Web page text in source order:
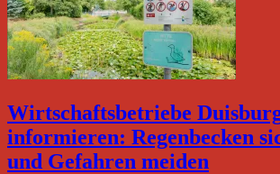
Wirtschaftsbetriebe
informieren: Regenbecken
und Gefahren meiden